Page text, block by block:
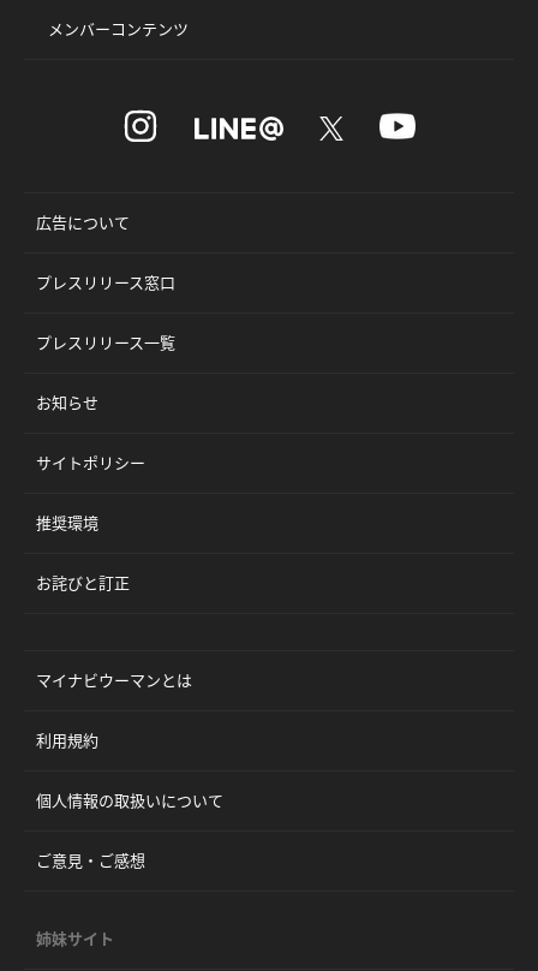
メンバーコンテンツ
広告について
プレスリリース窓口
プレスリリース一覧
お知らせ
サイトポリシー
推奨環境
お詫びと訂正
マイナビウーマンとは
利用規約
個人情報の取扱いについて
ご意見・ご感想
姉妹サイト